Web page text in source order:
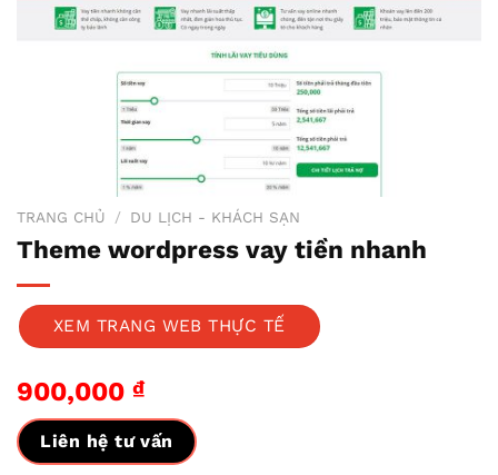
TRANG CHỦ / DU LỊCH - KHÁCH SẠN
Theme wordpress vay tiền nhanh
XEM TRANG WEB THỰC TẾ
900,000 ₫
Liên hệ tư vấn